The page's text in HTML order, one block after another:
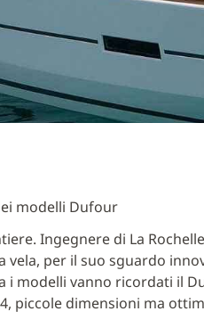
modelli Dufour
Ingegnere di La
per il suo sguardo
i modelli vanno ricordati il
piccole dimensioni ma